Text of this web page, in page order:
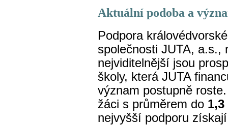
Aktuální podoba a
Podpora
společnosti JUTA, a.s.,
nejviditelnější jsou
školy, která JUTA
význam postupně
žáci s průměrem do 1,3
nejvyšší podporu